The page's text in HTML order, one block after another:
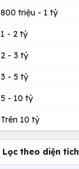
800 triệu - 1 tỷ
1 - 2 tỷ
2 - 3 tỷ
3 - 5 tỷ
5 - 10 tỷ
Trên 10 tỷ
Lọc theo diện tích